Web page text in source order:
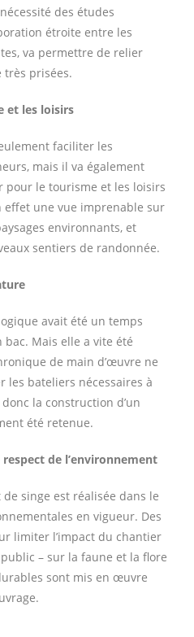
des études
étroite entre les
va permettre de relier
très prisées.
et les loisirs
faciliter les
mais il va également
le tourisme et les loisirs
une vue imprenable sur
environnants, et
sentiers de randonnée.
avait été un temps
bac. Mais elle a vite été
de main d’œuvre ne
les bateliers nécessaires à
la construction d’un
été retenue.
de l’environnement
singe est réalisée dans le
en vigueur. Des
limiter l’impact du chantier
– sur la faune et la flore
sont mis en œuvre